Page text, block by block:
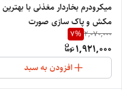
میکرودرم بخاردار مغذنی با بهترین
مکش و پاک سازی صورت
موهایرMO-9064
2,070,000
7%
1,921,000
افزودن به سبد